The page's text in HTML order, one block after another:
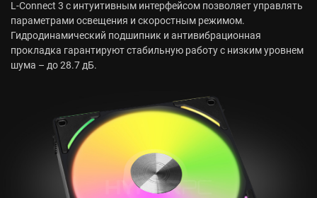
L-Connect 3 с интуитивным интерфейсом позволяет управлять
параметрами освещения и скоростным режимом.
Гидродинамический подшипник и антивибрационная
прокладка гарантируют стабильную работу с низким уровнем
шума – до 28.7 дБ.